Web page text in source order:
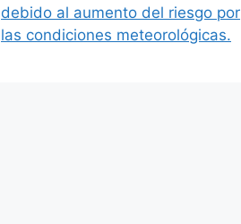
debido al aumento del riesgo por
las condiciones meteorológicas.